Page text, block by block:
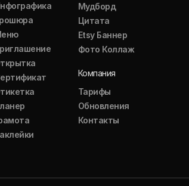
Мудборд
Цитата
Etsy Баннер
Фото Коллаж
Компания
Тарифы
Обновления
Контакты